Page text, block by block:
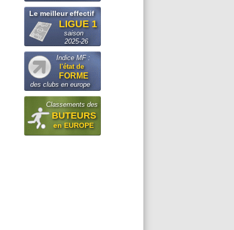
Le meilleur effectif
LIGUE 1
saison
2025-26
Indice MF :
l'état de
FORME
des clubs en europe
Classements des
BUTEURS
en EUROPE